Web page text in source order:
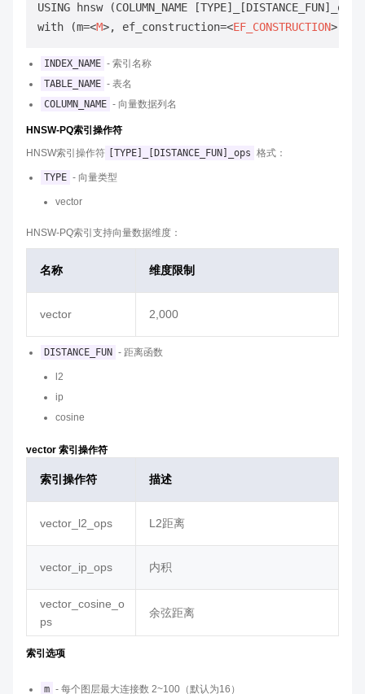
USING hnsw (COLUMN_NAME
with (m=<M>, ef_construction=<EF_CONSTRUCTION>
INDEX_NAME - 索引名称
TABLE_NAME - 表名
COLUMN_NAME - 向量数据列名
HNSW-PQ索引操作符
HNSW索引操作符
[TYPE]_[DISTANCE_FUN]_ops 格式：
TYPE - 向量类型
vector
HNSW-PQ索引支持向量数据维度：
名称 维度限制
vector 2,000
DISTANCE_FUN - 距离函数
l2
ip
cosine
vector 索引操作符
索引操作符 描述
vector_l2_ops L2距离
vector_ip_ops 内积
vector_cosine_o
ps
余弦距离
索引选项
m - 每个图层最大连接数 2~100（默认为16）